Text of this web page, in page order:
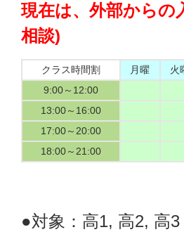
現在は、外部からの
相談)
クラス時間割 月曜 火
9:00～12:00
13:00～16:00
17:00～20:00
18:00～21:00
●対象：高1, 高2, 高3